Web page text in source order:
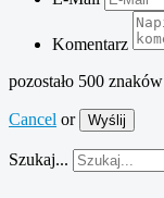
Komentarz
pozostało 500 znaków
Cancel or Wyślij
Szukaj...